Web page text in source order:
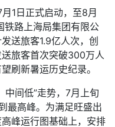
日正式启动，至8月
铁路上海局集团有限公
送旅客1.9亿人次，创
旅客首次突破300万人
刷新暑运历史纪录。
间低”走势，7月上旬
最高峰。为满足旺盛出
峰运行图基础上，安排